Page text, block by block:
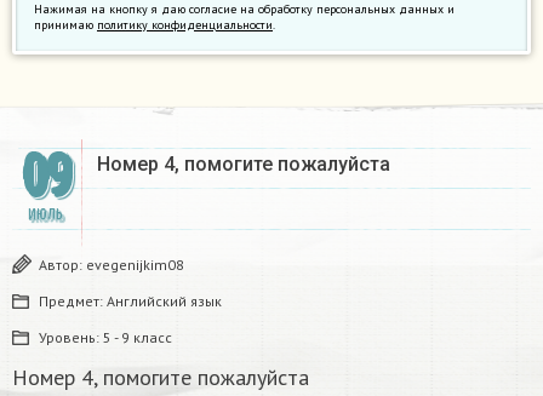
Нажимая на кнопку я даю согласие на обработку персональных данных и
принимаю политику конфиденциальности.
09
ИЮЛЬ
Номер 4, помогите пожалуйста
Автор: evegenijkim08
Предмет: Английский язык
Уровень: 5 - 9 класс
Номер 4, помогите пожалуйста